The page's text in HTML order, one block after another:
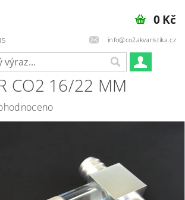
info@co2akvaristika.cz
0 Kč
CO2 16/22 MM